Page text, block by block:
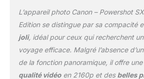
L’appareil photo Canon – Powershot
Edition se distingue par sa compacité
joli, idéal pour ceux qui recherchent
voyage efficace. Malgré l’absence
de la fonction panoramique, il offre une
qualité vidéoen 2160p et des belles